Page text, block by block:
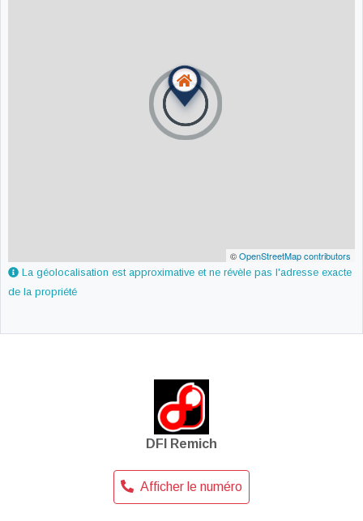
©OpenStreetMap contributors
La géolocalisation est approximative et ne révèle pas l'adresse exacte
de la propriété
DFI Remich
Afficher le numéro